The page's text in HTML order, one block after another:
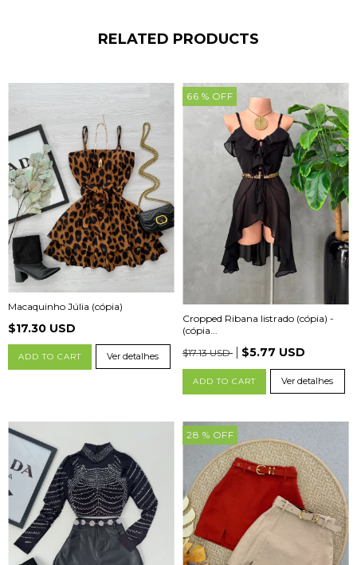
RELATED PRODUCTS
Macaquinho Júlia (cópia)
$17.30 USD
ADD TO CART Ver detalhes
66 % OFF
Cropped Ribana listrado (cópia) -
(cópia...
$17.13 USD
$5.77 USD
ADD TO CART Ver detalhes
28 % OFF